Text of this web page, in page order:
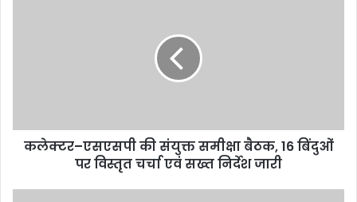
कलेक्टर–एसएसपी की संयुक्त समीक्षा बैठक, 16 बिंदुओं
पर विस्तृत चर्चा एवं सख्त निर्देश जारी